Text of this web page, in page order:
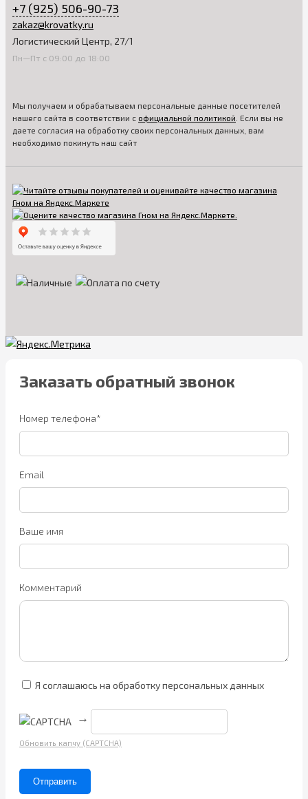
+7 (925) 506-90-73
zakaz@krovatky.ru
Логистический Центр, 27/1
Пн—Пт с 09:00 до 18:00
Мы получаем и обрабатываем персональные данные посетителей
нашего сайта в соответствии с официальной политикой . Если вы не
даете согласия на обработку своих персональных данных, вам
необходимо покинуть наш сайт
Заказать обратный звонок
Номер телефона*
Email
Ваше имя
Комментарий
Я соглашаюсь на обработку персональных данных
→
Обновить капчу (CAPTCHA)